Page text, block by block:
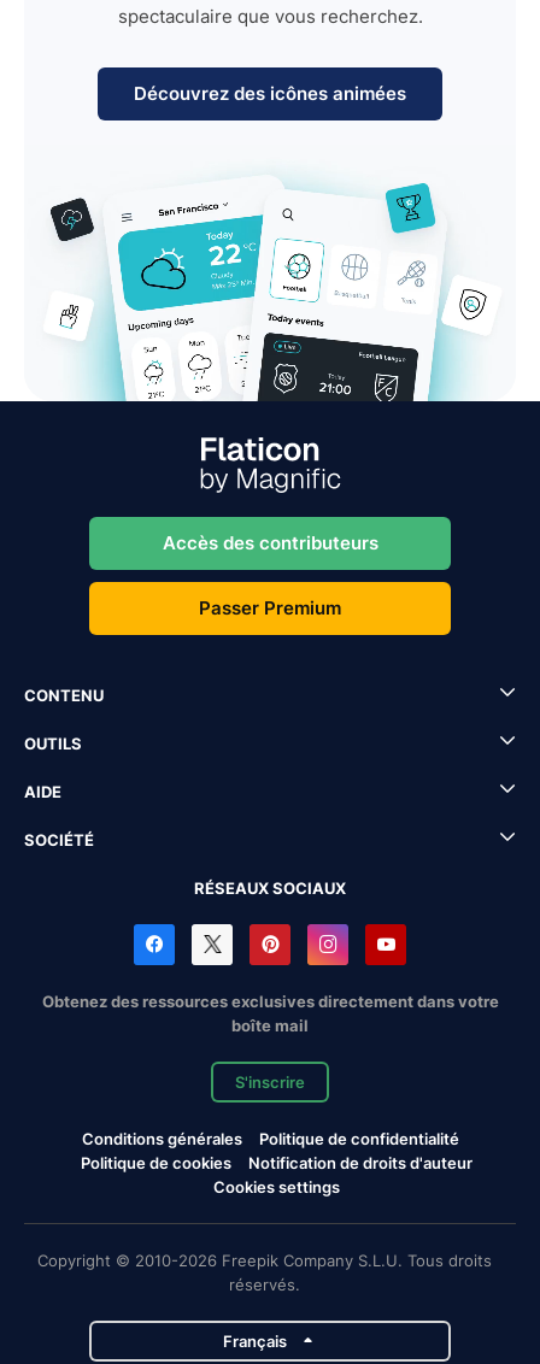
spectaculaire que vous recherchez.
Découvrez des icônes animées
Accès des contributeurs
Passer Premium
CONTENU
OUTILS
AIDE
SOCIÉTÉ
RÉSEAUX SOCIAUX
Obtenez des ressources exclusives directement dans votre
boîte mail
S'inscrire
Conditions générales
Politique de confidentialité
Politique de cookies
Notification de droits d'auteur
Cookies settings
Copyright © 2010-2026 Freepik Company S.L.U. Tous droits
réservés.
Français